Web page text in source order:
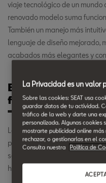
viaje tecnológico de un mundo
renovado modelo suma
También un manejo más
lenguaje de diseño mejorado,
acabados más elegantes y
El aspecto exterior
faros 100% LED
La tecnología de iluminación
pantallas para el sistema de
sensación de renovación y
habitáculo.
La Privacidad es un valor
Sobre las cookies: SEAT usa
guardar datos de tu actividad.
tráfico de la web y darte una
personalizada. Algunas
mostrarte publicidad online
rechazar, o gestionarlas en el
Consulta nuestra
Política de